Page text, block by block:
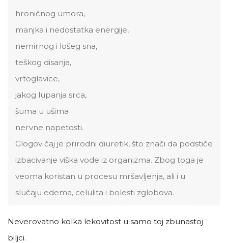
hroničnog umora,
manjka i nedostatka energije,
nemirnog i lošeg sna,
teškog disanja,
vrtoglavice,
jakog lupanja srca,
šuma u ušima
nervne napetosti.
Glogov čaj je prirodni diuretik, što znači da podstiče
izbacivanje viška vode iz organizma. Zbog toga je
veoma koristan u procesu mršavljenja, ali i u
slučaju edema, celulita i bolesti zglobova.
Neverovatno kolka lekovitost u samo toj zbunastoj
biljci.